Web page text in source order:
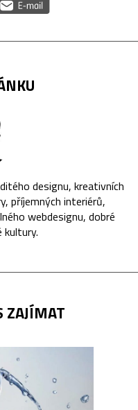
designu, kreativních
příjemných interiérů,
webdesignu, dobré
kultury.
ZAJÍMAT